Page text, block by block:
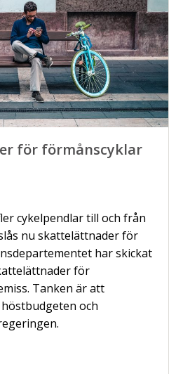
för förmånscyklar
cykelpendlar till och från
nu skattelättnader för
har skickat
för
Tanken är att
och